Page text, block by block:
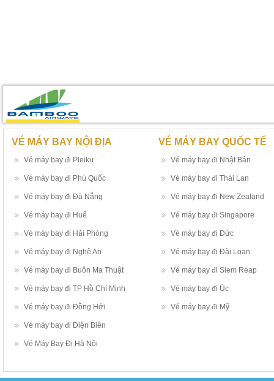
VÉ MÁY BAY NỘI ĐỊA
Vé máy bay đi Pleiku
Vé máy bay đi Phú Quốc
Vé máy bay đi Đà Nẵng
Vé máy bay đi Huế
Vé máy bay đi Hải Phòng
Vé máy bay đi Nghệ An
Vé máy bay đi Buôn Ma Thuật
Vé máy bay đi TP Hồ Chí Minh
Vé máy bay đi Đồng Hới
Vé máy bay đi Điện Biên
Vé Máy Bay Đi Hà Nội
VÉ MÁY BAY QUỐC TẾ
Vé máy bay đi Nhật Bản
Vé máy bay đi Thái Lan
Vé máy bay đi New Zealand
Vé máy bay đi Singapore
Vé máy bay đi Đức
Vé máy bay đi Đài Loan
Vé máy bay đi Siem Reap
Vé máy bay đi Úc
Vé máy bay đi Mỹ